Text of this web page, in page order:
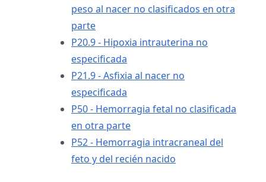
peso al nacer no clasificados en otra
parte
P20.9 - Hipoxia intrauterina no
especificada
P21.9 - Asfixia al nacer no
especificada
P50 - Hemorragia fetal no clasificada
en otra parte
P52 - Hemorragia intracraneal del
feto y del recién nacido